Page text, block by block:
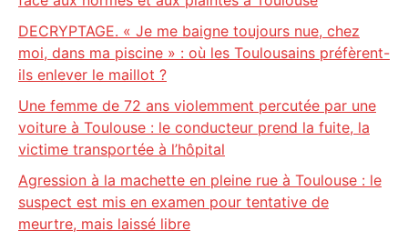
DECRYPTAGE. « Je me baigne toujours nue, chez
moi, dans ma piscine » : où les Toulousains préfèrent-
ils enlever le maillot ?
Une femme de 72 ans violemment percutée par une
voiture à Toulouse : le conducteur prend la fuite, la
victime transportée à l’hôpital
Agression à la machette en pleine rue à Toulouse : le
suspect est mis en examen pour tentative de
meurtre, mais laissé libre